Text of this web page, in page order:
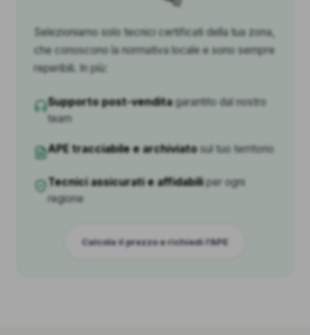
Selezioniamo solo tecnici certificati della tua zona,
che conoscono la normativa locale e sono sempre
reperibili. In più:
Supporto post-venditagarantito dal nostro
team
APE tracciabile e archiviatosul tuo territorio
Tecnici assicurati e affidabiliper ogni
regione
Calcola il prezzo e richiedi l'APE